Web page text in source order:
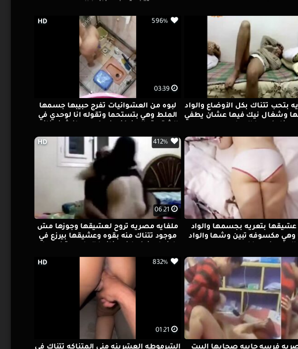
03:39
HD 596%
لبوه من العشوائيات تفرج حبيبها جسمها
الملط وهي بتستحما وتقوله انا لوحدي في
بتحب تتناك بكل الأوضاع والواد
وشغال نيك فيها عشان يطفي
06:21
HD 412%
ملفايه مصريه تروح لعشيقها وجوزها مش
موجود تتناك منه بقوه وعشيقها بيرزع في
عشيقها بتعريه بجسمها والواد
وهي مكسوفه تبين وشها والواد
01:21
HD 832%